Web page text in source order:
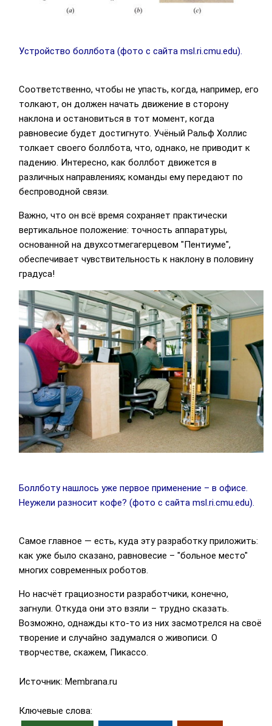
Устройство боллбота (фото с сайта msl.ri.cmu.edu).
Соответственно, чтобы не упасть, когда, например, его
толкают, он должен начать движение в сторону
наклона и остановиться в тот момент, когда
равновесие будет достигнуто. Учёный Ральф Холлис
толкает своего боллбота, что, однако, не приводит к
падению. Интересно, как боллбот движется в
различных направлениях; команды ему передают по
беспроводной связи.
Важно, что он всё время сохраняет практически
вертикальное положение: точность аппаратуры,
основанной на двухсотмегагерцевом "Пентиуме",
обеспечивает чувствительность к наклону в половину
градуса!
Боллботу нашлось уже первое применение – в офисе.
Неужели разносит кофе? (фото с сайта msl.ri.cmu.edu).
Самое главное — есть, куда эту разработку приложить:
как уже было сказано, равновесие – "больное место"
многих современных роботов.
Но насчёт грациозности разработчики, конечно,
загнули. Откуда они это взяли – трудно сказать.
Возможно, однажды кто-то из них засмотрелся на своё
творение и случайно задумался о живописи. О
творчестве, скажем, Пикассо.
Источник: Membrana.ru
Ключевые слова: